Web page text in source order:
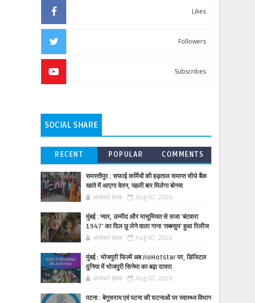
Likes
Followers
Subscribes
SOCIAL SHARE
RECENT POPULAR COMMENTS
समस्तीपुर : सफाई कर्मियों की हड़ताल समाप्त सीधे बैंक
खाते में आएगा वेतन, पहली बार मिलेगा बोनस
आर्यावर्त डेस्क Aug 07, 2026
मुंबई : प्यार, उम्मीद और मासूमियत से सजा 'बंटवारा
1947' का दिल छू लेने वाला गाना 'तब्बसुम' हुआ रिलीज
आर्यावर्त डेस्क Aug 07, 2026
मुंबई : भोजपुरी फिल्में अब JioHotstar पर, डिजिटल
दुनिया में भोजपुरी सिनेमा का बढ़ा दायरा
आर्यावर्त डेस्क Aug 07, 2026
पटना : बेगूसराय एवं पटना की घटनाओं पर स्वास्थ्य विभाग